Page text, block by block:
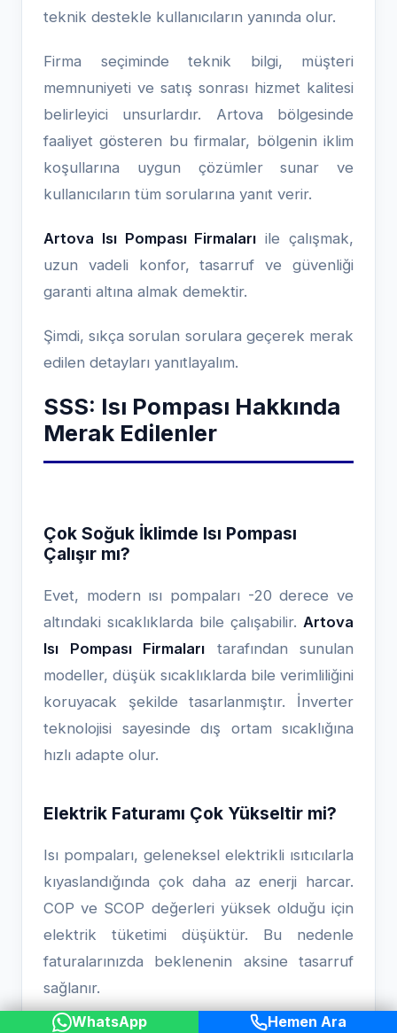
WhatsApp Hemen Ara
teknik destekle kullanıcıların yanında olur.
Firma seçiminde teknik bilgi, müşteri
memnuniyeti ve satış sonrası hizmet kalitesi
belirleyici unsurlardır. Artova bölgesinde
faaliyet gösteren bu firmalar, bölgenin iklim
koşullarına uygun çözümler sunar ve
kullanıcıların tüm sorularına yanıt verir.
Artova Isı Pompası Firmaları ile çalışmak,
uzun vadeli konfor, tasarruf ve güvenliği
garanti altına almak demektir.
Şimdi, sıkça sorulan sorulara geçerek merak
edilen detayları yanıtlayalım.
SSS: Isı Pompası Hakkında
Merak Edilenler
Çok Soğuk İklimde Isı Pompası
Çalışır mı?
Evet, modern ısı pompaları -20 derece ve
altındaki sıcaklıklarda bile çalışabilir. Artova
Isı Pompası Firmaları tarafından sunulan
modeller, düşük sıcaklıklarda bile verimliliğini
koruyacak şekilde tasarlanmıştır. İnverter
teknolojisi sayesinde dış ortam sıcaklığına
hızlı adapte olur.
Elektrik Faturamı Çok Yükseltir mi?
Isı pompaları, geleneksel elektrikli ısıtıcılarla
kıyaslandığında çok daha az enerji harcar.
COP ve SCOP değerleri yüksek olduğu için
elektrik tüketimi düşüktür. Bu nedenle
faturalarınızda beklenenin aksine tasarruf
sağlanır.